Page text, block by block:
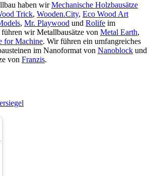
haben wirMechanische Holzbausätze
Trick, Wooden.City, Eco Wood Art
, Mr. Playwood und Rolife im
wir Metallbausätze von Metal Earth,
for Machine. Wir führen ein umfangreiches
im Nanoformat von Nanoblock und
von Franzis.